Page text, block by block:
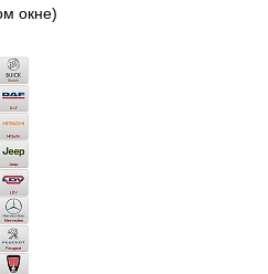
окне)